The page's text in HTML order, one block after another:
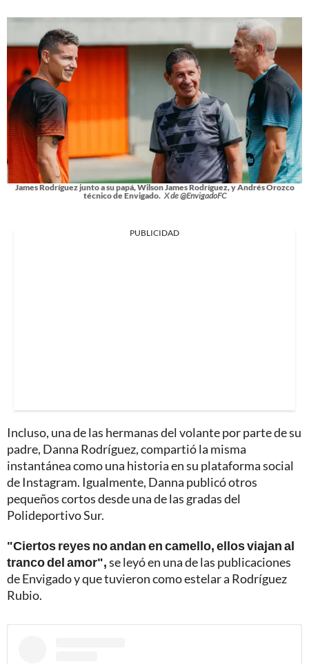
James Rodríguez junto a su papá, Wilson James Rodríguez, y Andrés Orozco
técnico de Envigado. X de @EnvigadoFC
PUBLICIDAD
Incluso, una de las hermanas del volante por parte de su
padre, Danna Rodríguez, compartió la misma
instantánea como una historia en su plataforma social
de Instagram. Igualmente, Danna publicó otros
pequeños cortos desde una de las gradas del
Polideportivo Sur.
"Ciertos reyes no andan en camello, ellos viajan al
tranco del amor",se leyó en una de las publicaciones
de Envigado y que tuvieron como estelar a Rodríguez
Rubio.